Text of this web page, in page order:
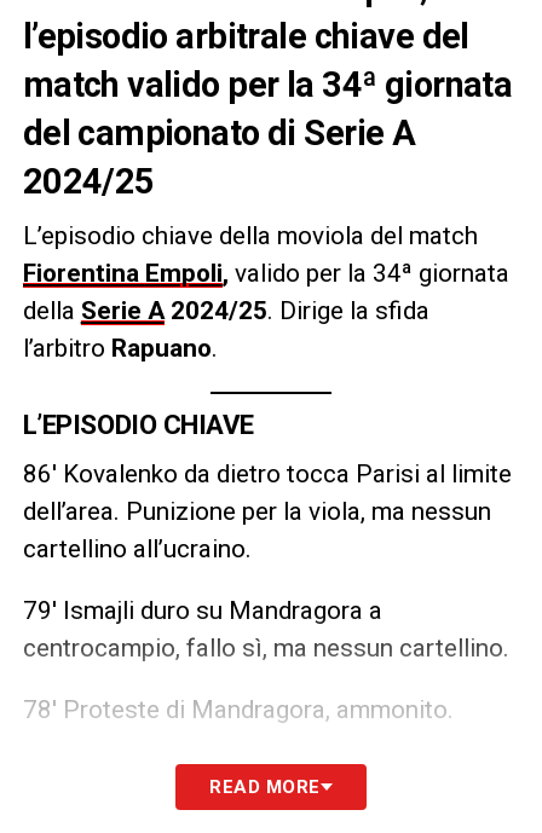
l’episodio arbitrale chiave del
match valido per la 34ª giornata
del campionato di Serie A
2024/25
L’episodio chiave della moviola del match
Fiorentina Empoli, valido per la 34ª giornata
della Serie A2024/25. Dirige la sfida
l’arbitro Rapuano.
L’EPISODIO CHIAVE
86′ Kovalenko da dietro tocca Parisi al limite
dell’area. Punizione per la viola, ma nessun
cartellino all’ucraino.
79′ Ismajli duro su Mandragora a
centrocampio, fallo sì, ma nessun cartellino.
78′ Proteste di Mandragora, ammonito.
74′ Scontro tra Henderson e Mandragora,
fallo per la viola. Se la cava il giocatore
READ MORE